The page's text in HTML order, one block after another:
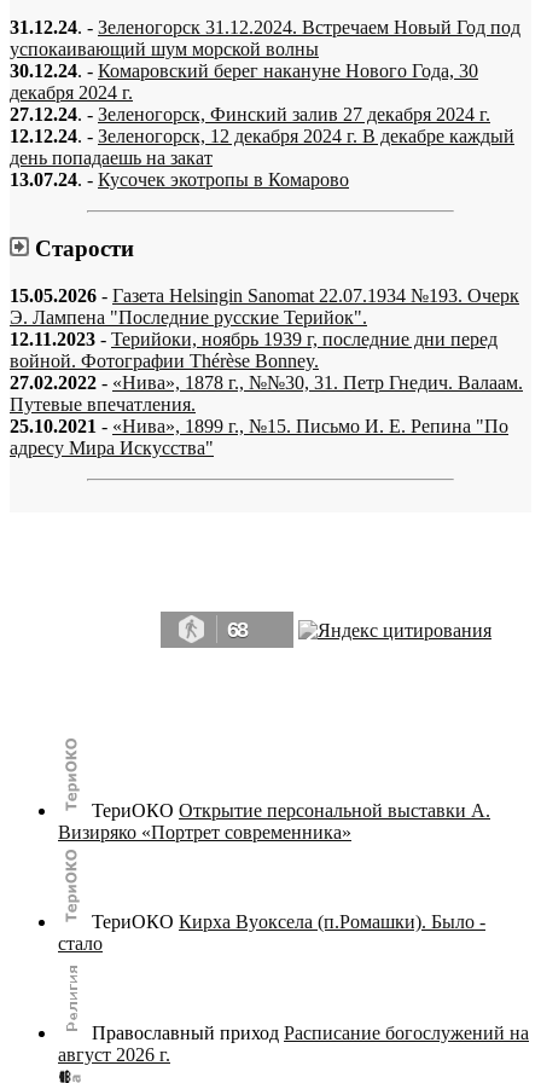
31.12.24. - Зеленогорск 31.12.2024. Встречаем Новый Год под
успокаивающий шум морской волны
30.12.24. - Комаровский берег накануне Нового Года, 30
декабря 2024 г.
27.12.24. - Зеленогорск, Финский залив 27 декабря 2024 г.
12.12.24. - Зеленогорск, 12 декабря 2024 г. В декабре каждый
день попадаешь на закат
13.07.24. - Кусочек экотропы в Комарово
Старости
15.05.2026 - Газета Helsingin Sanomat 22.07.1934 №193. Очерк
Э. Лампена "Последние русские Терийок".
12.11.2023 - Терийоки, ноябрь 1939 г, последние дни перед
войной. Фотографии Thérèse Bonney.
27.02.2022 - «Нива», 1878 г., №№30, 31. Петр Гнедич. Валаам.
Путевые впечатления.
25.10.2021 - «Нива», 1899 г., №15. Письмо И. Е. Репина "По
адресу Мира Искусства"
68
ТериОКО Открытие персональной выставки А.
Визиряко «Портрет современника»
ТериОКО Кирха Вуоксела (п.Ромашки). Было -
стало
Православный приход Расписание богослужений на
август 2026 г.